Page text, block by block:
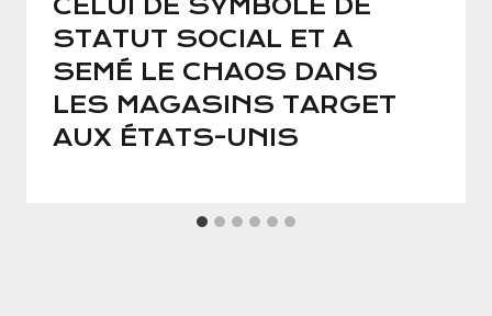
CELUI DE SYMBOLE DE
STATUT SOCIAL ET A
SEMÉ LE CHAOS DANS
LES MAGASINS TARGET
AUX ÉTATS-UNIS